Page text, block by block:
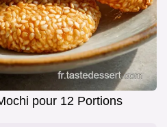
pour 12 Portions